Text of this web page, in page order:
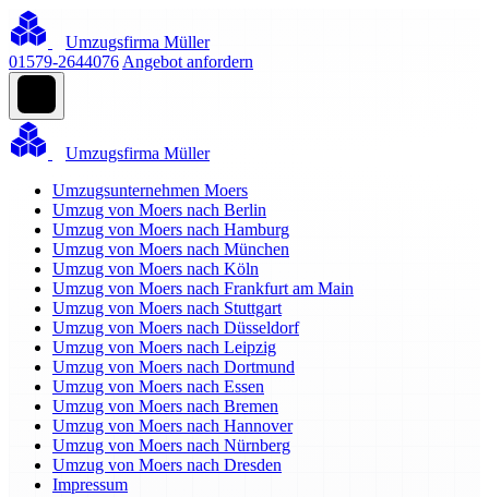
Umzugsfirma Müller
01579-2644076 Angebot anfordern
Umzugsfirma Müller
Umzugsunternehmen Moers
Umzug von Moers nach Berlin
Umzug von Moers nach Hamburg
Umzug von Moers nach München
Umzug von Moers nach Köln
Umzug von Moers nach Frankfurt am Main
Umzug von Moers nach Stuttgart
Umzug von Moers nach Düsseldorf
Umzug von Moers nach Leipzig
Umzug von Moers nach Dortmund
Umzug von Moers nach Essen
Umzug von Moers nach Bremen
Umzug von Moers nach Hannover
Umzug von Moers nach Nürnberg
Umzug von Moers nach Dresden
Impressum